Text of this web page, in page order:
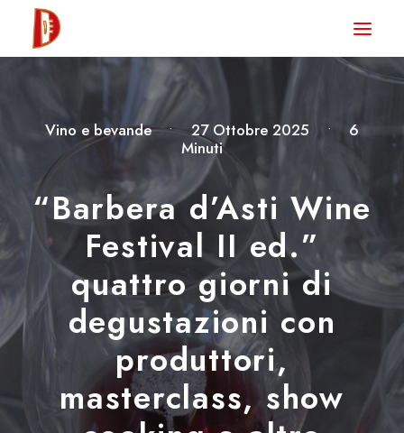
HOME
NEWS
DEGUSTA TV
LA RIVISTA
CONTATTI
CLUB DEGUSTA
STORE
RICERCA
Vino e bevande • 27 Ottobre 2025 •
6
Minuti
“Barbera d’Asti Wine
Festival II ed.”
quattro giorni di
degustazioni con
produttori,
masterclass, show